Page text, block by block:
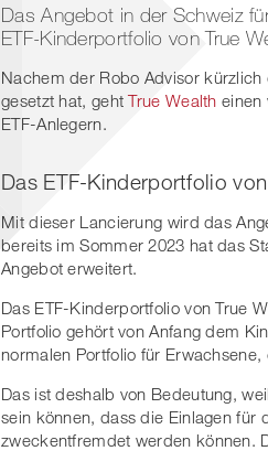
Das Angebot in der Schweiz
ETF-Kinderportfolio von True
Nachem der Robo Advisor
gesetzt hat, gehtTrue Wealth einen
ETF-Anlegern.
Das ETF-Kinderportfolio
Mit dieser Lancierung wird das
bereits im Sommer 2023 hat das
Angebot erweitert.
Das ETF-Kinderportfolio von True
Portfolio gehört von Anfang dem
normalen Portfolio für
Das ist deshalb von Bedeutung,
sein können, dass die Einlagen für
zweckentfremdet werden können.